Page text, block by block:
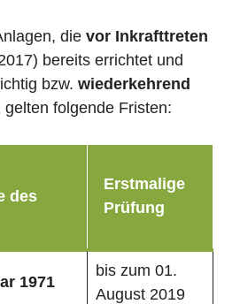
die vor Inkrafttreten
bereits errichtet und
bzw. wiederkehrend
gelten folgende Fristen:
des
Erstmalige
Prüfung
1971
bis zum 01.
August 2019